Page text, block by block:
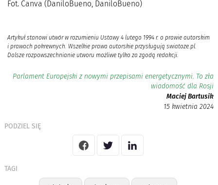
Fot. Canva (DaniloBueno, DaniloBueno)
Artykuł stanowi utwór w rozumieniu Ustawy 4 lutego 1994 r. o prawie autorskim
i prawach pokrewnych. Wszelkie prawa autorskie przysługują swiatoze.pl.
Dalsze rozpowszechnianie utworu możliwe tylko za zgodą redakcji.
Parlament Europejski z nowymi przepisami energetycznymi. To zła
wiadomość dla Rosji
Maciej Bartusik
15 kwietnia 2024
PODZIEL SIĘ
TAGI